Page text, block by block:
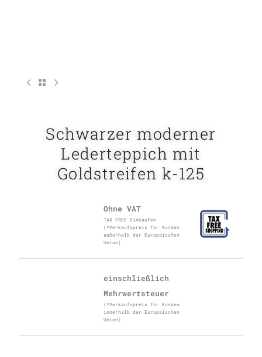
Schwarzer moderner
Lederteppich mit
Goldstreifen k-125
Ohne VAT
TAX FREE Einkaufen
(*Verkaufspreis für Kunden
außerhalb der Europäischen
Union)
einschließlich
Mehrwertsteuer
(*Verkaufspreis für Kunden
innerhalb der Europäischen
Union)